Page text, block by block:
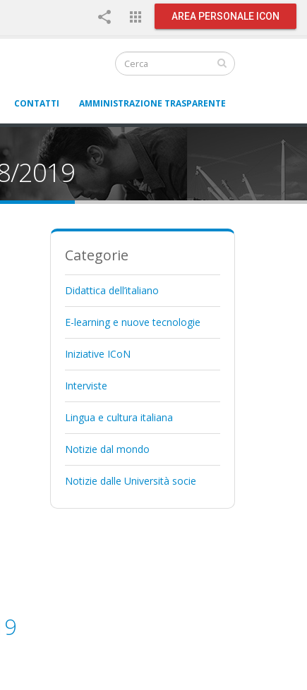
share apps AREA PERSONALE ICON
CONTATTI AMMINISTRAZIONE TRASPARENTE
2019
Categorie
Didattica dell’italiano
E-learning e nuove tecnologie
Iniziative ICoN
Interviste
Lingua e cultura italiana
Notizie dal mondo
Notizie dalle Università socie